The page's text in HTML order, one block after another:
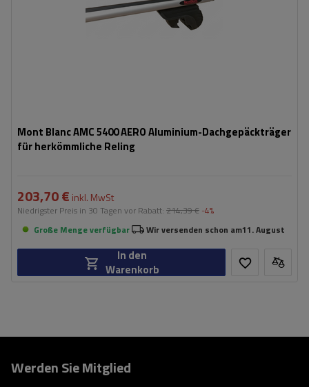
Mont Blanc AMC 5400 AERO Aluminium-Dachgepäckträger
für herkömmliche Reling
203,70 € inkl. MwSt
Niedrigster Preis in 30 Tagen vor Rabatt: 214,39 € -4%
Große Menge verfügbar
Wir versenden schon am11. August
In den
Warenkorb
Werden Sie Mitglied